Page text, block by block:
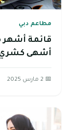
مطاعم دبي
قائمة أشهر
أشهى كشري
📅 2 مارس 2025